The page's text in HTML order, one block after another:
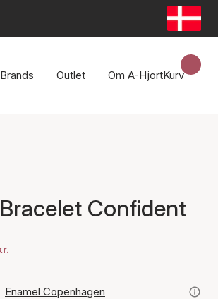
Brands Outlet Om A-HjortKurv
Confident
Enamel Copenhagen